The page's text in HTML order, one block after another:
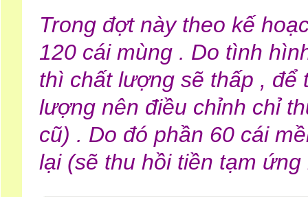
Trong đợt này theo kế
120 cái mùng . Do tình
thì chất lượng sẽ thấp , để
lượng nên điều chỉnh chỉ
cũ) . Do đó phần 60 cái
lại (sẽ thu hồi tiền tạm